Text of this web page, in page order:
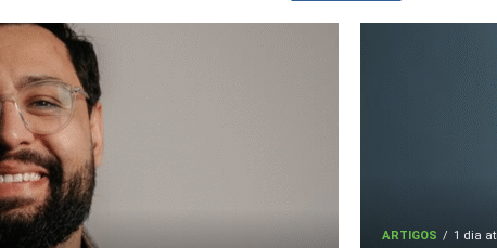
ARTIGOS 1 dia